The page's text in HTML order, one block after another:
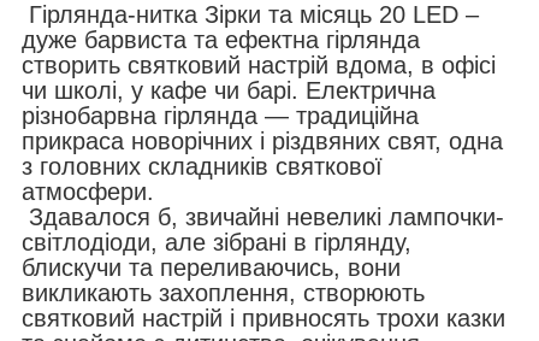
Гірлянда-нитка Зірки та місяць 20 LED –
дуже барвиста та ефектна гірлянда
створить святковий настрій вдома, в офісі
чи школі, у кафе чи барі. Електрична
різнобарвна гірлянда — традиційна
прикраса новорічних і різдвяних свят, одна
з головних складників святкової
атмосфери.
Здавалося б, звичайні невеликі лампочки-
світлодіоди, але зібрані в гірлянду,
блискучи та переливаючись, вони
викликають захоплення, створюють
святковий настрій і привносять трохи казки